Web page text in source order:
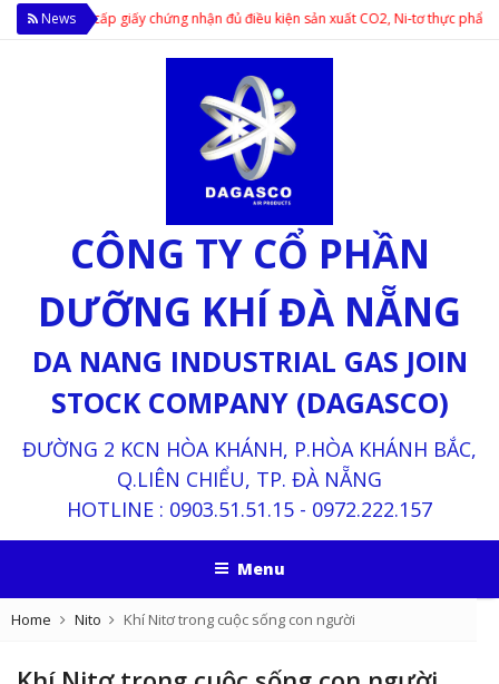
Newscấp giấy chứng nhận đủ điều kiện sản xuất CO2, Ni-tơ thực phẩm;
CÔNG TY CỔ PHẦN
DƯỠNG KHÍ ĐÀ NẴNG
DA NANG INDUSTRIAL GAS JOIN
STOCK COMPANY (DAGASCO)
ĐƯỜNG 2 KCN HÒA KHÁNH, P.HÒA KHÁNH BẮC,
Q.LIÊN CHIỂU, TP. ĐÀ NẴNG
HOTLINE : 0903.51.51.15 - 0972.222.157
Menu
Home Nito Khí Nitơ trong cuộc sống con người